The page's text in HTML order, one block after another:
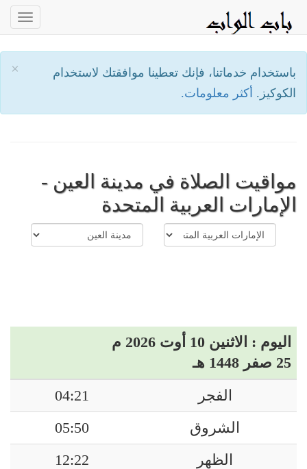
×
باستخدام خدماتنا، فإنك تعطينا موافقتك لاستخدام
الكوكيز. أكثر معلومات.
مواقيت الصلاة في مدينة العين -
الإمارات العربية المتحدة
اليوم : الاثنين 10 أوت 2026 م
25 صفر 1448 هـ
الفجر
04:21
الشروق
05:50
الظهر
12:22